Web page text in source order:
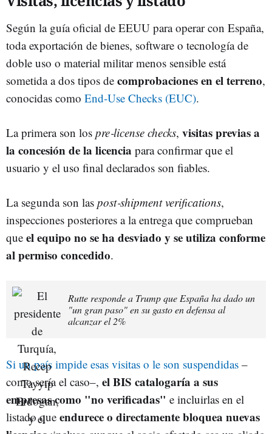
Según la guía oficial de EEUU para operar con España,
toda exportación de bienes, software o tecnología de
doble uso o material militar menos sensible está
sometida a dos tipos de comprobaciones en el terreno,
conocidas como End‑Use Checks (EUC).
La primera son los pre‑license checks, visitas previas a
la concesión de la licencia para confirmar que el
usuario y el uso final declarados son fiables.
La segunda son las post‑shipment verifications,
inspecciones posteriores a la entrega que comprueban
que el equipo no se ha desviado y se utiliza conforme
al permiso concedido.
Rutte responde a Trump que España ha dado un
"un gran paso" en su gasto en defensa al
alcanzar el 2%
Si un país impide esas visitas o le son suspendidas –
como sería el caso–, el BIS catalogaría a sus
empresas como "no verificadas" e incluirlas en el
listado que endurece o directamente bloquea nuevas